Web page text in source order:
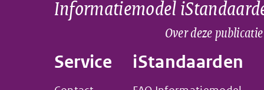
Informatiemodel
Over deze publicatie
Service iStandaarden